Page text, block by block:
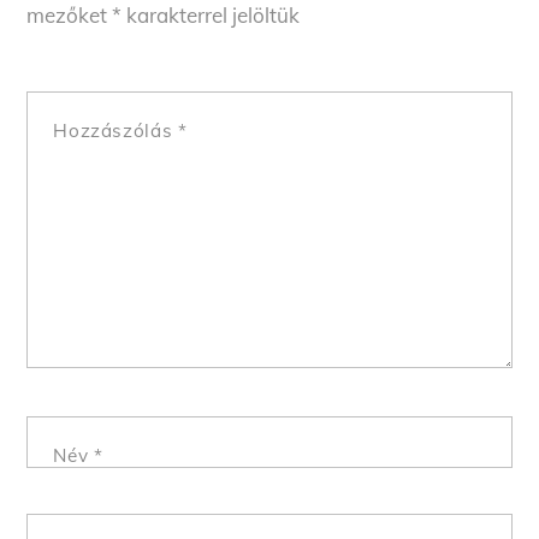
mezőket* karakterrel jelöltük
Hozzászólás *
Név *